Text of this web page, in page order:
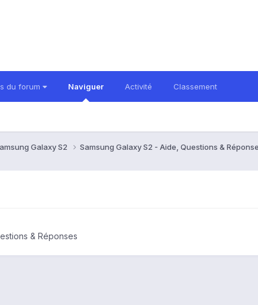
du forum Naviguer Activité Classement
Galaxy S2 Samsung Galaxy S2 - Aide, Questions &
& Réponses